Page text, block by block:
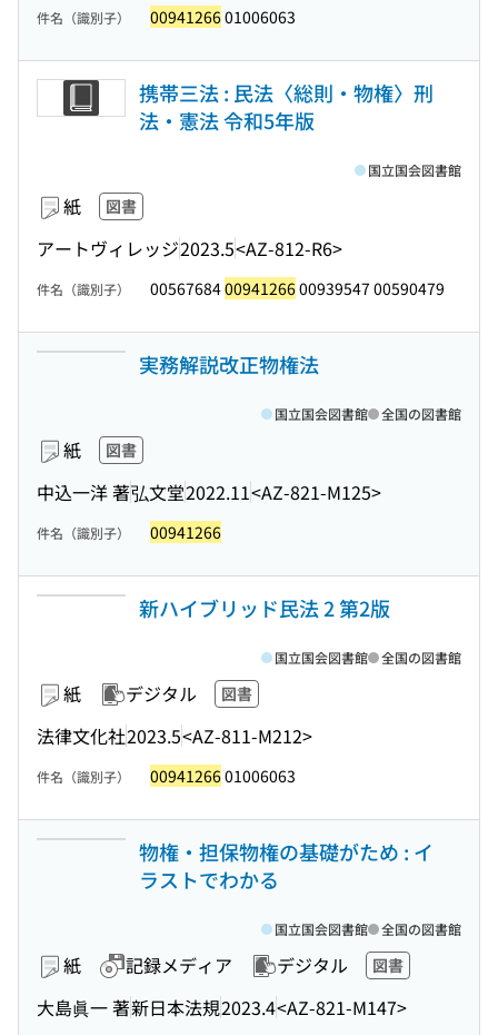
件名（識別子） 0094126601006063
携帯三法 : 民法〈総則・物権〉刑
法・憲法 令和5年版
紙 図書
アートヴィレッジ2023.5<AZ-812-R6>
国立国会図書館
件名（識別子） 005676840094126600939547 00590479
実務解説改正物権法
紙 図書
中込一洋 著弘文堂2022.11<AZ-821-M125>
国立国会図書館 全国の図書館
件名（識別子） 00941266
新ハイブリッド民法 2 第2版
紙 デジタル 図書
法律文化社2023.5<AZ-811-M212>
国立国会図書館 全国の図書館
件名（識別子） 0094126601006063
物権・担保物権の基礎がため : イ
ラストでわかる
紙 記録メディア デジタル 図書
大島眞一 著新日本法規2023.4<AZ-821-M147>
国立国会図書館 全国の図書館